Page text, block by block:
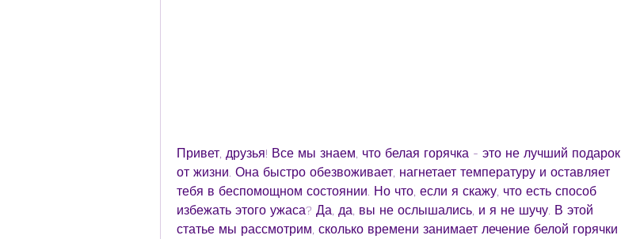
Привет, друзья! Все мы знаем, что белая горячка - это не лучший подарок
от жизни. Она быстро обезвоживает, нагнетает температуру и оставляет
тебя в беспомощном состоянии. Но что, если я скажу, что есть способ
избежать этого ужаса? Да, да, вы не ослышались, и я не шучу. В этой
статье мы рассмотрим, сколько времени занимает лечение белой горячки